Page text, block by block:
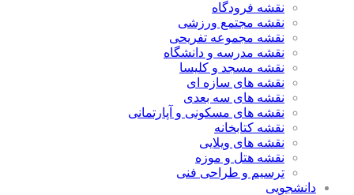
نقشه فرودگاه
نقشه مجتمع ورزشی
نقشه مجموعه تفریحی
نقشه مدرسه و دانشگاه
نقشه مسجد و کلیسا
نقشه های سازه ای
نقشه های سه بعدی
نقشه های مسکونی و آپارتمانی
نقشه کتابخانه
نقشه های ویلایی
نقشه هتل و موزه
ترسیم و طراحی فنی
دانشجویی